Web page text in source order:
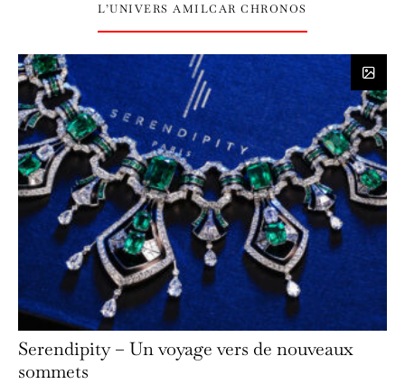
L’UNIVERS AMILCAR CHRONOS
Serendipity – Un voyage vers de nouveaux
sommets